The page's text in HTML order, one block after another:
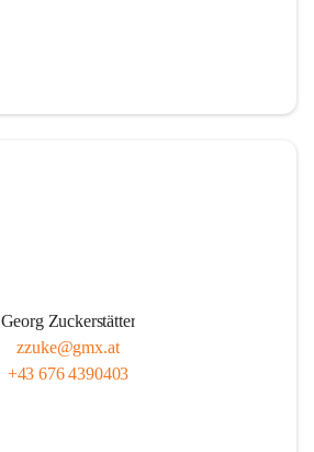
Georg Zuckerstätter
zzuke@gmx.at
+43 676 4390403